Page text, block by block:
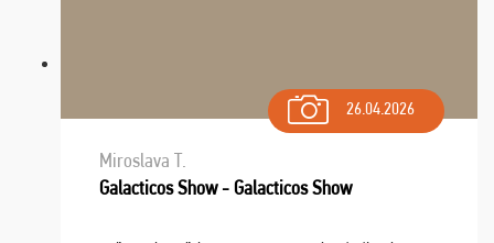
26.04.2026
Miroslava T.
Galacticos Show - Galacticos Show